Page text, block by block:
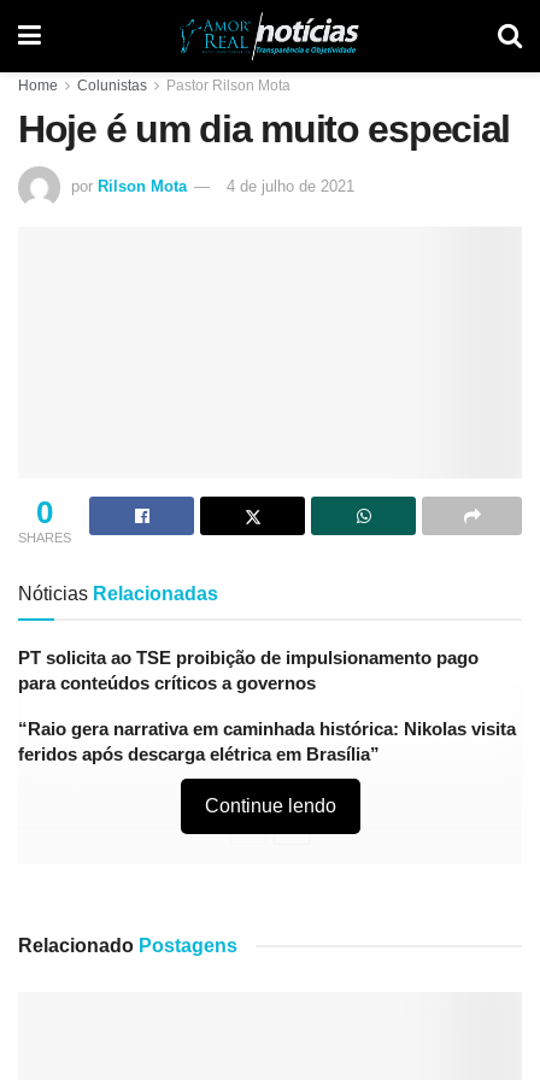
Home Colunistas Pastor Rilson Mota
Hoje é um dia muito especial
por Rilson Mota 4 de julho de 2021
0
SHARES
Nóticias Relacionadas
PT solicita ao TSE proibição de impulsionamento pago
para conteúdos críticos a governos
“Raio gera narrativa em caminhada histórica: Nikolas visita
feridos após descarga elétrica em Brasília”
Senhor”. Sl 122:1
Continue lendo
Relacionado Postagens